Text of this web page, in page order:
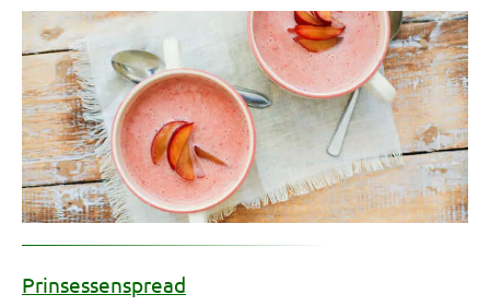
Prinsessenspread